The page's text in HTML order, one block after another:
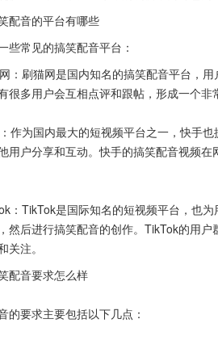
配音的平台有哪些
些常见的搞笑配音平台：
：刷猫网是国内知名的搞笑配音平台，
很多用户会互相点评和跟帖，形成一个非
作为国内最大的短视频平台之一，快手
用户分享和互动。快手的搞笑配音视频
：TikTok是国际知名的短视频平台，也
然后进行搞笑配音的创作。TikTok的用
关注。
配音要求怎么样
的要求主要包括以下几点：